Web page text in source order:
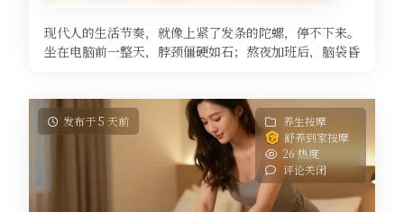
现代人的生活节奏，就像上紧了发条的陀螺，停不下来。
坐在电脑前一整天，脖颈僵硬如石；熬夜加班后，脑袋昏
发布于 5 天前
养生按摩
舒养到家按摩
26 热度
评论关闭